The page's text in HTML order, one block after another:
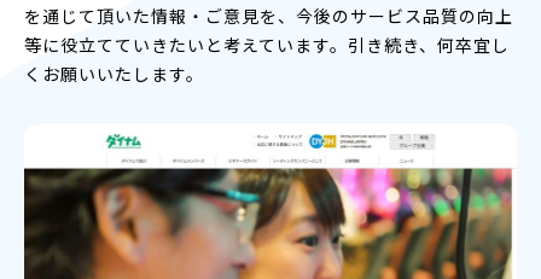
を通じて頂いた情報・ご意見を、今後のサービス品質の向上
等に役立てていきたいと考えています。引き続き、何卒宜し
くお願いいたします。